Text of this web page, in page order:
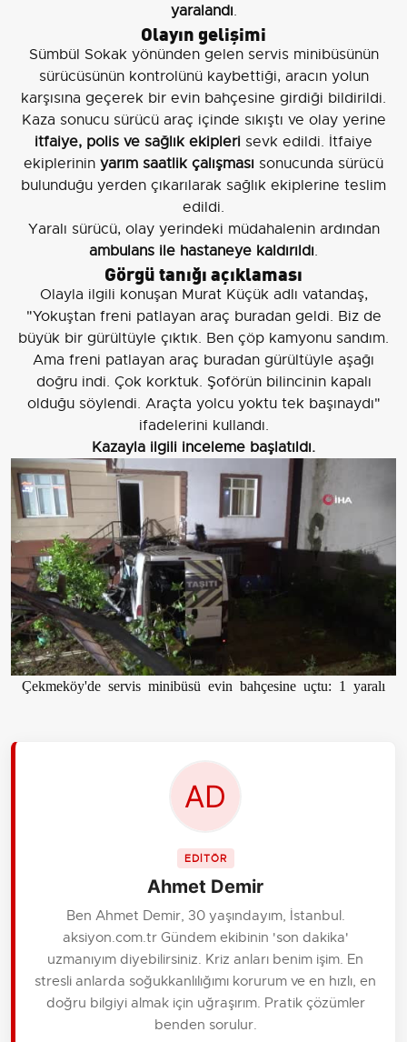
yaralandı.
Olayın gelişimi
Sümbül Sokak yönünden gelen servis minibüsünün
sürücüsünün kontrolünü kaybettiği, aracın yolun
karşısına geçerek bir evin bahçesine girdiği bildirildi.
Kaza sonucu sürücü araç içinde sıkıştı ve olay yerine
itfaiye, polis ve sağlık ekipleri sevk edildi. İtfaiye
ekiplerinin yarım saatlik çalışması sonucunda sürücü
bulunduğu yerden çıkarılarak sağlık ekiplerine teslim
edildi.
Yaralı sürücü, olay yerindeki müdahalenin ardından
ambulans ile hastaneye kaldırıldı.
Görgü tanığı açıklaması
Olayla ilgili konuşan Murat Küçük adlı vatandaş,
"Yokuştan freni patlayan araç buradan geldi. Biz de
büyük bir gürültüyle çıktık. Ben çöp kamyonu sandım.
Ama freni patlayan araç buradan gürültüyle aşağı
doğru indi. Çok korktuk. Şoförün bilincinin kapalı
olduğu söylendi. Araçta yolcu yoktu tek başınaydı"
ifadelerini kullandı.
Kazayla ilgili inceleme başlatıldı.
Çekmeköy'de servis minibüsü evin bahçesine uçtu: 1 yaralı
EDİTÖR
Ahmet Demir
Ben Ahmet Demir, 30 yaşındayım, İstanbul.
aksiyon.com.tr Gündem ekibinin 'son dakika'
uzmanıyım diyebilirsiniz. Kriz anları benim işim. En
stresli anlarda soğukkanlılığımı korurum ve en hızlı, en
doğru bilgiyi almak için uğraşırım. Pratik çözümler
benden sorulur.